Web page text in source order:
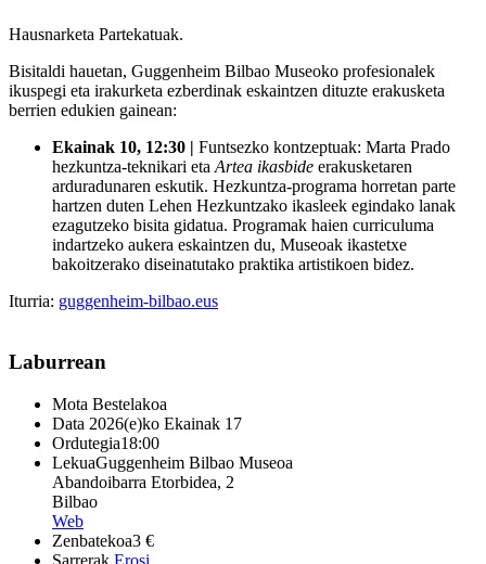
Hausnarketa Partekatuak.
Bisitaldi hauetan, Guggenheim Bilbao Museoko profesionalek
ikuspegi eta irakurketa ezberdinak eskaintzen dituzte erakusketa
berrien edukien gainean:
Ekainak 10, 12:30 | Funtsezko kontzeptuak: Marta Prado
hezkuntza-teknikari eta Artea ikasbide erakusketaren
arduradunaren eskutik. Hezkuntza-programa horretan parte
hartzen duten Lehen Hezkuntzako ikasleek egindako lanak
ezagutzeko bisita gidatua. Programak haien curriculuma
indartzeko aukera eskaintzen du, Museoak ikastetxe
bakoitzerako diseinatutako praktika artistikoen bidez.
Iturria: guggenheim-bilbao.eus
Laburrean
Mota Bestelakoa
Data 2026(e)ko Ekainak 17
Ordutegia18:00
LekuaGuggenheim Bilbao Museoa
Abandoibarra Etorbidea, 2
Bilbao
Web
Zenbatekoa3 €